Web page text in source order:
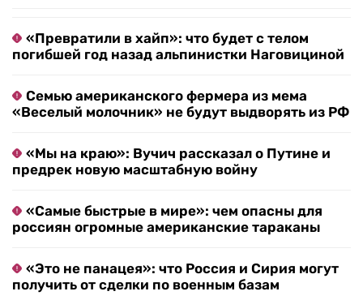
«Превратили в хайп»: что будет с телом
погибшей год назад альпинистки Наговициной
Семью американского фермера из мема
«Веселый молочник» не будут выдворять из РФ
«Мы на краю»: Вучич рассказал о Путине и
предрек новую масштабную войну
«Самые быстрые в мире»: чем опасны для
россиян огромные американские тараканы
«Это не панацея»: что Россия и Сирия могут
получить от сделки по военным базам